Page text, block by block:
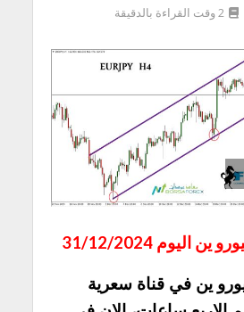
2 وقت القراءة بالدقيقة
اليوم 31/12/2024
ين في قناة سعرية